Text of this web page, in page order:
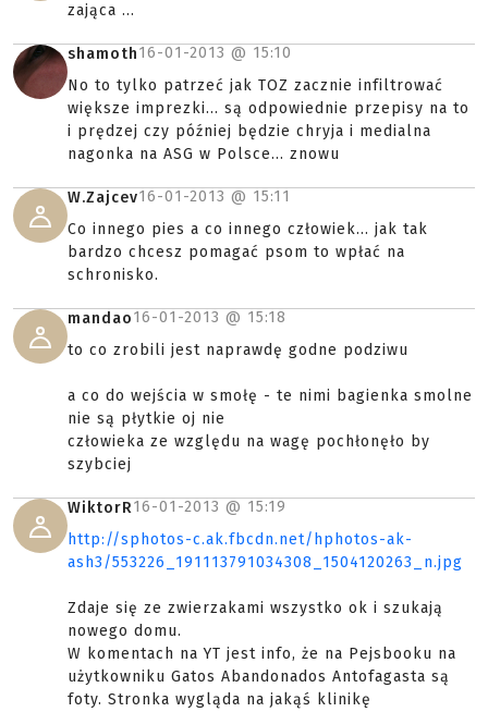
zająca ...
shamoth16-01-2013 @ 15:10
No to tylko patrzeć jak TOZ zacznie infiltrować
większe imprezki... są odpowiednie przepisy na to
i prędzej czy później będzie chryja i medialna
nagonka na ASG w Polsce... znowu
W.Zajcev16-01-2013 @ 15:11
Co innego pies a co innego człowiek... jak tak
bardzo chcesz pomagać psom to wpłać na
schronisko.
mandao16-01-2013 @ 15:18
to co zrobili jest naprawdę godne podziwu
a co do wejścia w smołę - te nimi bagienka smolne
nie są płytkie oj nie
człowieka ze względu na wagę pochłonęło by
szybciej
WiktorR16-01-2013 @ 15:19
http://sphotos-c.ak.fbcdn.net/hphotos-ak-
ash3/553226_191113791034308_1504120263_n.jpg
Zdaje się ze zwierzakami wszystko ok i szukają
nowego domu.
W komentach na YT jest info, że na Pejsbooku na
użytkowniku Gatos Abandonados Antofagasta są
foty. Stronka wygląda na jakąś klinikę